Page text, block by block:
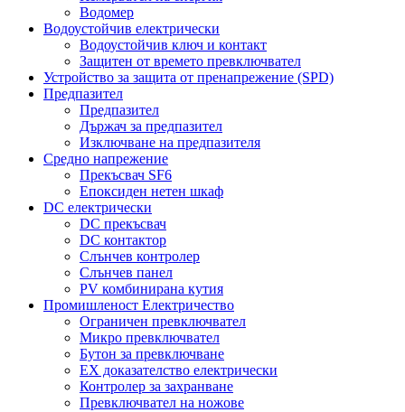
Водомер
Водоустойчив електрически
Водоустойчив ключ и контакт
Защитен от времето превключвател
Устройство за защита от пренапрежение (SPD)
Предпазител
Предпазител
Държач за предпазител
Изключване на предпазителя
Средно напрежение
Прекъсвач SF6
Епоксиден нетен шкаф
DC електрически
DC прекъсвач
DC контактор
Слънчев контролер
Слънчев панел
PV комбинирана кутия
Промишленост Електричество
Ограничен превключвател
Микро превключвател
Бутон за превключване
EX доказателство електрически
Контролер за захранване
Превключвател на ножове